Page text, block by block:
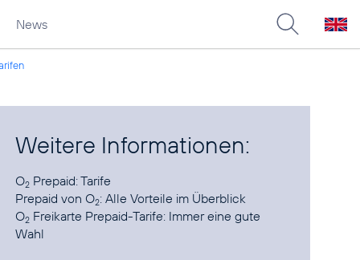
News
Weitere Informationen:
O2 Prepaid: Tarife
Prepaid von O2:Alle Vorteile im Überblick
O2 Freikarte Prepaid-Tarife: Immer eine gute
Wahl